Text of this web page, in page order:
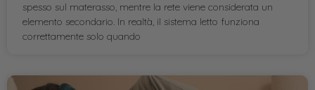
spesso sul materasso, mentre la rete viene considerata un
elemento secondario. In realtà, il sistema letto funziona
correttamente solo quando